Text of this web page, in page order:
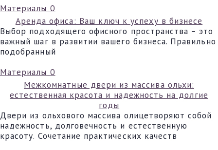
Материалы 0
Аренда офиса: Ваш ключ к успеху в бизнесе
Выбор подходящего офисного пространства – это
важный шаг в развитии вашего бизнеса. Правильно
подобранный
Материалы 0
Межкомнатные двери из массива ольхи:
естественная красота и надежность на долгие
годы
Двери из ольхового массива олицетворяют собой
надежность, долговечность и естественную
красоту. Сочетание практических качеств